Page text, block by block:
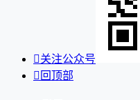
关注公众号
 回顶部